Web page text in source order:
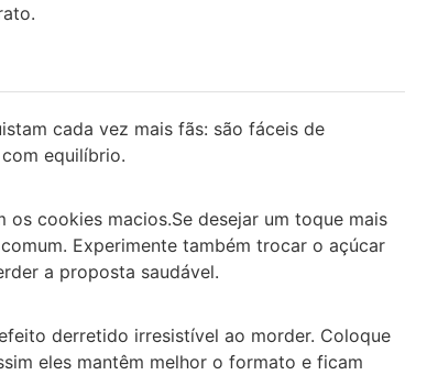
cada vez mais fãs: são fáceis de
equilíbrio.
os cookies macios.Se desejar um toque mais
Experimente também trocar o açúcar
a proposta saudável.
derretido irresistível ao morder. Coloque
eles mantêm melhor o formato e ficam